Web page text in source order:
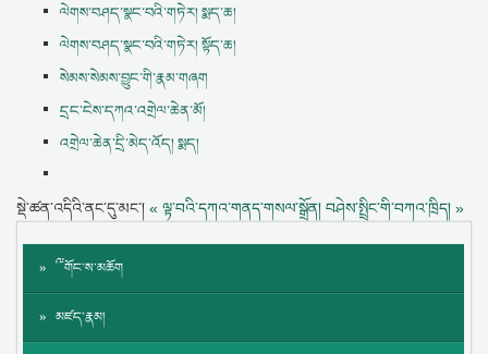
ལེགས་བཤད་སྣང་བའི་གཏེར། སྨད་ཆ།
ལེགས་བཤད་སྣང་བའི་གཏེར། སྟོད་ཆ།
སེམས་སེམས་བྱུང་གི་རྣམ་གཞག
དྲང་ངེས་དཀའ་འགྲེལ་ཆེན་མོ།
འགྲེལ་ཆེན་དྲི་མེད་འོད། སྨད།
སྡེ་ཚན་འདིའི་ནང་དུ་མང་། « ལྟ་བའི་དཀའ་གནད་གསལ་སྒྲོན། བཤེས་སྤྲིང་གི་བཀའ་ཁྲིད། »
༸གོང་ས་མཆོག
མཛད་རྣམ།